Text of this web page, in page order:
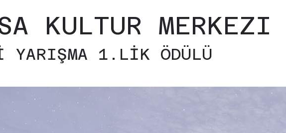
KULTUR MERKEZI
YARIŞMA 1.LİK ÖDÜLÜ